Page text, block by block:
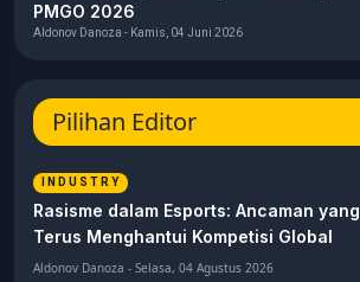
PMGO 2026
Aldonov Danoza - Kamis, 04 Juni 2026
Pilihan Editor
INDUSTRY
Rasisme dalam Esports: Ancaman yang
Terus Menghantui Kompetisi Global
Aldonov Danoza - Selasa, 04 Agustus 2026